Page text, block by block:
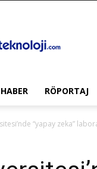
HABER RÖPORTAJ
“yapay zeka”